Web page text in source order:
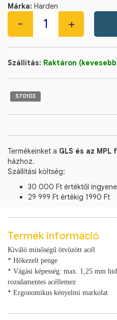
Márka: Harden
Szállítás: Raktáron
570103
Termékeinket a GLS és az
házhoz.
Szállítási költség:
30 000 Ft értéktől
29 999 Ft értékig 1990 Ft
Termék információ
Kiváló minőségű ötvözött acél
* Hőkezelt penge
* Vágási képesség: max. 1,25 mm
rozsdamentes acéllemez
* Ergonomikus kényelmi markolat